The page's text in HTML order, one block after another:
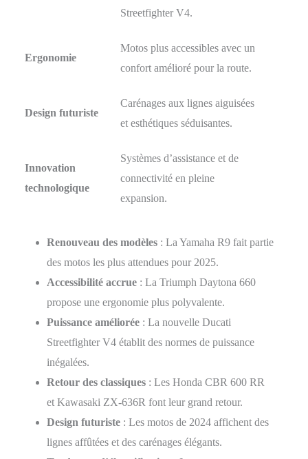
Streetfighter V4.
Ergonomie
Motos plus accessibles avec un
confort amélioré pour la route.
Design futuriste
Carénages aux lignes aiguisées
et esthétiques séduisantes.
Innovation
technologique
Systèmes d’assistance et de
connectivité en pleine
expansion.
Renouveau des modèles : La Yamaha R9 fait partie
des motos les plus attendues pour 2025.
Accessibilité accrue : La Triumph Daytona 660
propose une ergonomie plus polyvalente.
Puissance améliorée : La nouvelle Ducati
Streetfighter V4 établit des normes de puissance
inégalées.
Retour des classiques : Les Honda CBR 600 RR
et Kawasaki ZX-636R font leur grand retour.
Design futuriste : Les motos de 2024 affichent des
lignes affûtées et des carénages élégants.